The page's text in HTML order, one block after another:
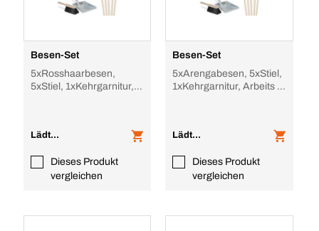
Besen-Set
5xRosshaarbesen,
5xStiel, 1xKehrgarnitur,
Lädt...
Dieses Produkt
vergleichen
Besen-Set
5xArengabesen, 5xStiel,
1xKehrgarnitur, Arbeits B
Lädt...
Dieses Produkt
vergleichen